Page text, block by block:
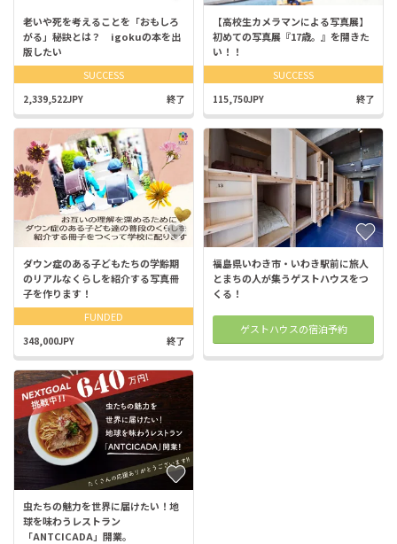
老いや死を考えることを「おもしろ
がる」秘訣とは？ igokuの本を出
版したい
SUCCESS
2,339,522JPY 終了
【高校生カメラマンによる写真展】
初めての写真展『17歳。』を開きた
い！！
SUCCESS
115,750JPY 終了
ダウン症のある子どもたちの学齢期
のリアルなくらしを紹介する写真冊
子を作ります！
FUNDED
348,000JPY 終了
福島県いわき市・いわき駅前に旅人
とまちの人が集うゲストハウスをつ
くる！
ゲストハウスの宿泊予約
虫たちの魅力を世界に届けたい！地
球を味わうレストラン
「ANTCICADA」開業。